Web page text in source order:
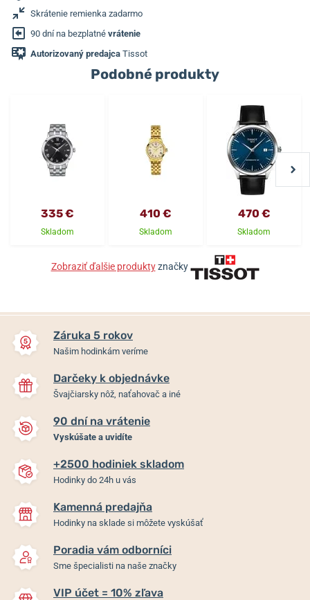
Skrátenie remienka zadarmo
90 dní na bezplatné vrátenie
Autorizovaný predajca Tissot
Podobné produkty
335 €
Skladom
410 €
Skladom
470 €
Skladom
Zobraziť ďalšie produktyznačky
Záruka 5 rokov
Našim hodinkám veríme
Darčeky k objednávke
Švajčiarsky nôž, naťahovač a iné
90 dní na vrátenie
Vyskúšate a uvidíte
+2500 hodiniek skladom
Hodinky do 24h u vás
Kamenná predajňa
Hodinky na sklade si môžete vyskúšať
Poradia vám odborníci
Sme špecialisti na naše značky
VIP účet = 10% zľava